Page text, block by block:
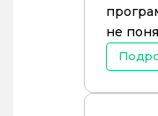
не